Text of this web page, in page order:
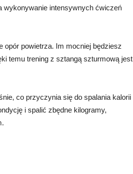
wykonywanie intensywnych ćwiczeń
opór powietrza. Im mocniej będziesz
temu trening z sztangą szturmową jest
co przyczynia się do spalania kalorii
i spalić zbędne kilogramy,